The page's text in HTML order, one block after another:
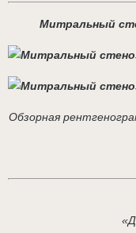
Митральный
Обзорная